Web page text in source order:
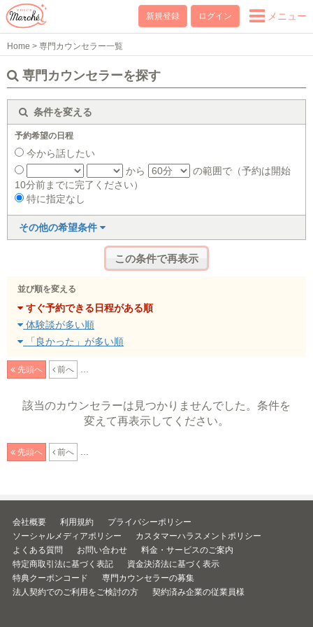
新規登録 ログイン メニュー
Home > 専門カウンセラー一覧
専門カウンセラーを探す
条件を変える
予約希望の日程
今から話したい
から
の範囲で（予約は開始
10分前までに完了ください）
特に指定なし
その他の希望条件
並び順を変える
すぐ予約できる日程がある順
体験談が多い順
「良かった」が多い順
先頭へ 前へ
該当のカウンセラーは見つかりませんでした。条件を
変えて再表示してください。
先頭へ 前へ
会社概要 利用規約
プライバシーポリシー
ソーシャルメディアポリシー
カスタマーハラスメントポリシー
よくある質問
お問い合わせ
料金・サービスのご案内
特定商取引法に基づく表記
資金決済法に基づく表示
特典クーポンコード
専門カウンセラーの募集
法人契約でのご利用をご検討の方
契約済み企業の従業員様